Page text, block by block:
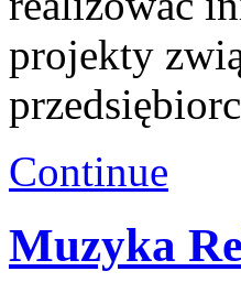
projekty
Continue
Muzyka